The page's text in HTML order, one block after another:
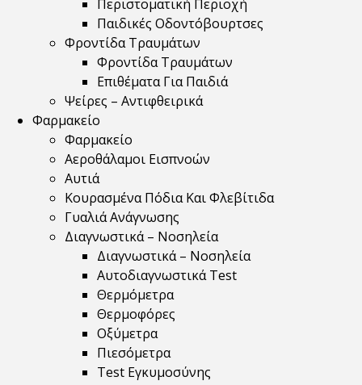
Περιστοματική Περιοχή
Παιδικές Οδοντόβουρτσες
Φροντίδα Τραυμάτων
Φροντίδα Τραυμάτων
Επιθέματα Για Παιδιά
Ψείρες – Αντιφθειρικά
Φαρμακείο
Φαρμακείο
Αεροθάλαμοι Εισπνοών
Αυτιά
Κουρασμένα Πόδια Και Φλεβίτιδα
Γυαλιά Ανάγνωσης
Διαγνωστικά – Νοσηλεία
Διαγνωστικά – Νοσηλεία
Αυτοδιαγνωστικά Test
Θερμόμετρα
Θερμοφόρες
Οξύμετρα
Πιεσόμετρα
Test Εγκυμοσύνης